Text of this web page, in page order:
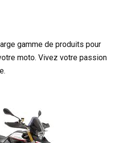
gamme de produits pour
moto. Vivez votre passion